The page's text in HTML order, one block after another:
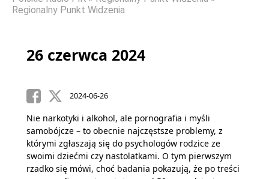
Regionalny Punkt Widzenia
26 czerwca 2024
2024-06-26
Nie narkotyki i alkohol, ale pornografia i myśli
samobójcze – to obecnie najczęstsze problemy, z
którymi zgłaszają się do psychologów rodzice ze
swoimi dziećmi czy nastolatkami. O tym pierwszym
rzadko się mówi, choć badania pokazują, że po treści